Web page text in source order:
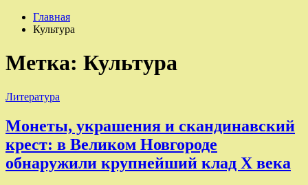
Главная
Культура
Метка: Культура
Литература
Монеты, украшения и скандинавский
крест: в Великом Новгороде
обнаружили крупнейший клад X века